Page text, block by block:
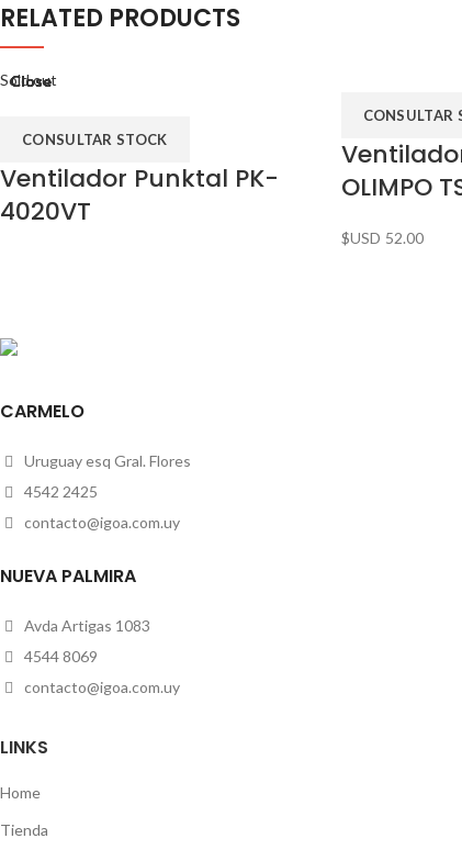
RELATED PRODUCTS
Sold out
CONSULTAR STOCK
Close
Ventilador Punktal PK-
4020VT
CONSULTAR
Close
OLIMPO
$USD 52.00
Close
Close
CARMELO
Uruguay esq Gral. Flores
4542 2425
contacto@igoa.com.uy
NUEVA PALMIRA
Avda Artigas 1083
4544 8069
contacto@igoa.com.uy
LINKS
Home
Tienda